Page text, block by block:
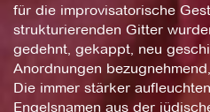
für die improvisatorische
strukturierenden Gitter
gedehnt, gekappt, neu
Anordnungen
Die immer stärker
Engelsnamen aus der